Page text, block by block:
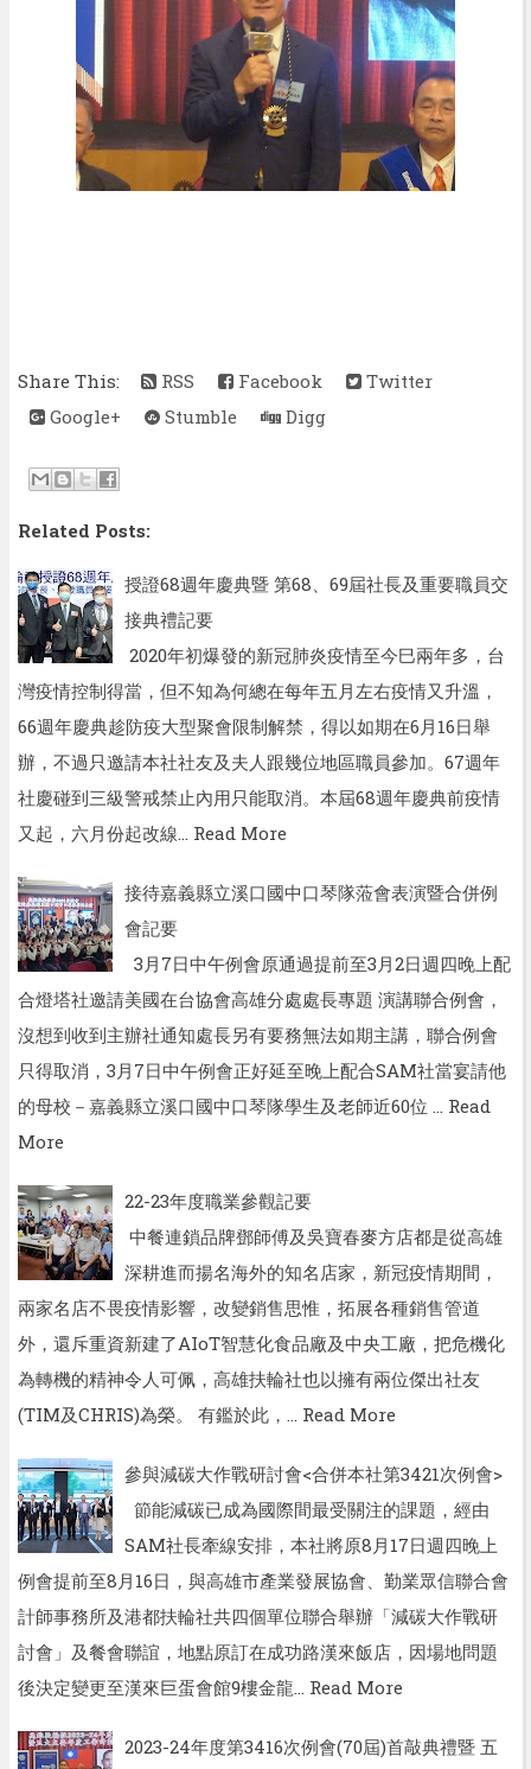
Share This: RSS Facebook
Twitter
Google+
Stumble Digg
Related Posts:
授證68週年慶典暨 第68、69屆社長及重要職員交
接典禮記要
2020年初爆發的新冠肺炎疫情至今巳兩年多，台
灣疫情控制得當，但不知為何總在每年五月左右疫情又升溫，
66週年慶典趁防疫大型聚會限制解禁，得以如期在6月16日舉
辦，不過只邀請本社社友及夫人跟幾位地區職員參加。67週年
社慶碰到三級警戒禁止內用只能取消。本屆68週年慶典前疫情
又起，六月份起改線… Read More
接待嘉義縣立溪口國中口琴隊蒞會表演暨合併例
會記要
3月7日中午例會原通過提前至3月2日週四晚上配
合燈塔社邀請美國在台協會高雄分處處長專題 演講聯合例會，
沒想到收到主辦社通知處長另有要務無法如期主講，聯合例會
只得取消，3月7日中午例會正好延至晚上配合SAM社當宴請他
的母校－嘉義縣立溪口國中口琴隊學生及老師近60位 … Read
More
22-23年度職業參觀記要
中餐連鎖品牌鄧師傅及吳寶春麥方店都是從高雄
深耕進而揚名海外的知名店家，新冠疫情期間，
兩家名店不畏疫情影響，改變銷售思惟，拓展各種銷售管道
外，還斥重資新建了AIoT智慧化食品廠及中央工廠，把危機化
為轉機的精神令人可佩，高雄扶輪社也以擁有兩位傑出社友
(TIM及CHRIS)為榮。 有鑑於此，… Read More
參與減碳大作戰研討會<合併本社第3421次例會>
節能減碳已成為國際間最受關注的課題，經由
SAM社長牽線安排，本社將原8月17日週四晚上
例會提前至8月16日，與高雄市產業發展協會、勤業眾信聯合會
計師事務所及港都扶輪社共四個單位聯合舉辦「減碳大作戰研
討會」及餐會聯誼，地點原訂在成功路漢來飯店，因場地問題
後決定變更至漢來巨蛋會館9樓金龍… Read More
2023-24年度第3416次例會(70屆)首敲典禮暨 五